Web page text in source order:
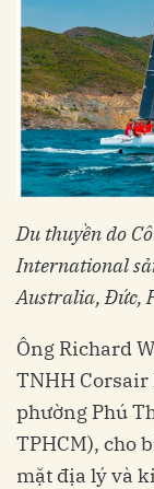
Du thuyền do
International
Australia, Đức,
Ông Richard
TNHH
phường Phú
TPHCM), cho
mặt địa lý và